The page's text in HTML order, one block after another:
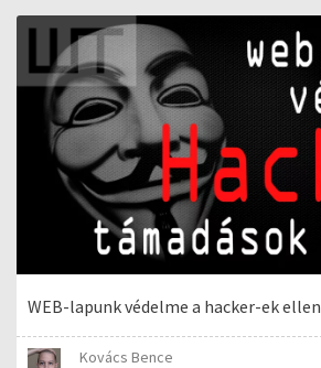
WEB-lapunk védelme a hacker-ek ellen
Kovács Bence